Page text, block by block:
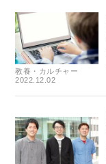
教養・カルチャー
2022.12.02